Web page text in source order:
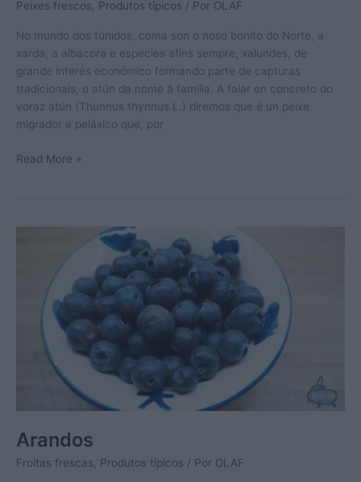
Peixes frescos Produtos típicos / Por OLAF
No mundo dos túnidos, coma son o noso bonito do Norte, a
xarda, a albacora e especies afíns sempre, xalundes, de
grande interés económico formando parte de capturas
tradicionais, o atún da nome á familia. A falar en concreto do
voraz atún (Thunnus thynnus L.) diremos que é un peixe
migrador e peláxico que, por
Atún
Read More »
Arandos
Froitas frescas Produtos típicos / Por OLAF